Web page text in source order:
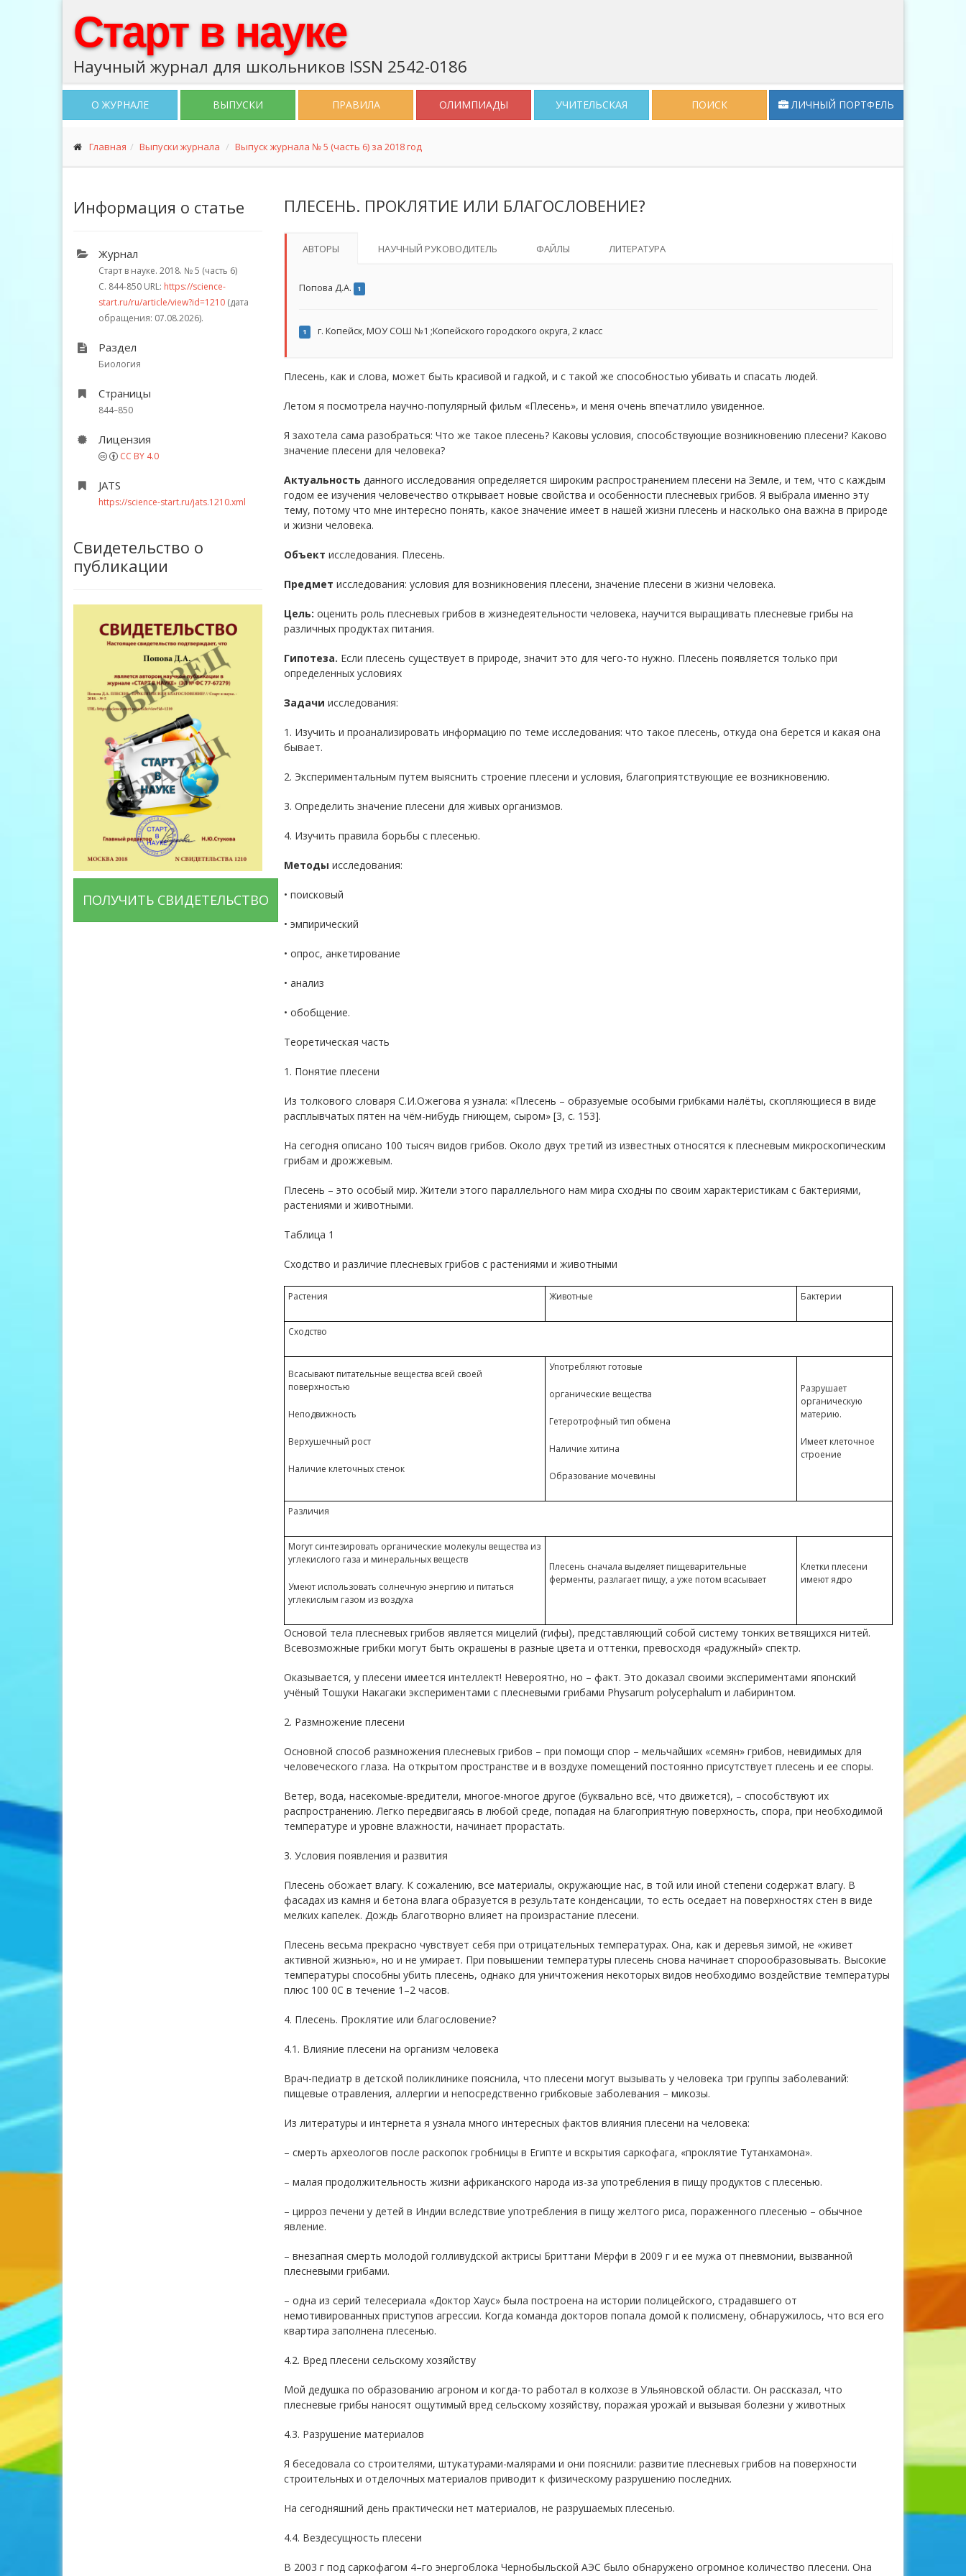
Старт в науке
Научный журнал для школьников ISSN 2542-0186
О ЖУРНАЛЕ ВЫПУСКИ ПРАВИЛА ОЛИМПИАДЫ УЧИТЕЛЬСКАЯ ПОИСК ЛИЧНЫЙ ПОРТФЕЛЬ
Главная Выпуски журнала Выпуск журнала № 5 (часть 6) за 2018 год
Информация о статье
Журнал
Старт в науке. 2018. № 5 (часть 6)
С. 844-850 URL: https://science-
start.ru/ru/article/view?id=1210 (дата
обращения: 07.08.2026).
Раздел
Биология
Страницы
844–850
Лицензия
CC BY 4.0
JATS
https://science-start.ru/jats.1210.xml
Свидетельство о
публикации
ПОЛУЧИТЬ СВИДЕТЕЛЬСТВО
ПЛЕСЕНЬ. ПРОКЛЯТИЕ ИЛИ БЛАГОСЛОВЕНИЕ?
АВТОРЫ НАУЧНЫЙ РУКОВОДИТЕЛЬ ФАЙЛЫ ЛИТЕРАТУРА
Попова Д.А. 1
1 г. Копейск, МОУ СОШ №1 ;Копейского городского округа, 2 класс
Плесень, как и слова, может быть красивой и гадкой, и с такой же способностью убивать и спасать людей.
Летом я посмотрела научно-популярный фильм «Плесень», и меня очень впечатлило увиденное.
Я захотела сама разобраться: Что же такое плесень? Каковы условия, способствующие возникновению плесени? Каково
значение плесени для человека?
Актуальность данного исследования определяется широким распространением плесени на Земле, и тем, что с каждым
годом ее изучения человечество открывает новые свойства и особенности плесневых грибов. Я выбрала именно эту
тему, потому что мне интересно понять, какое значение имеет в нашей жизни плесень и насколько она важна в природе
и жизни человека.
Объект исследования. Плесень.
Предмет исследования: условия для возникновения плесени, значение плесени в жизни человека.
Цель: оценить роль плесневых грибов в жизнедеятельности человека, научится выращивать плесневые грибы на
различных продуктах питания.
Гипотеза. Если плесень существует в природе, значит это для чего-то нужно. Плесень появляется только при
определенных условиях
Задачи исследования:
1. Изучить и проанализировать информацию по теме исследования: что такое плесень, откуда она берется и какая она
бывает.
2. Экспериментальным путем выяснить строение плесени и условия, благоприятствующие ее возникновению.
3. Определить значение плесени для живых организмов.
4. Изучить правила борьбы с плесенью.
Методы исследования:
• поисковый
• эмпирический
• опрос, анкетирование
• анализ
• обобщение.
Теоретическая часть
1. Понятие плесени
Из толкового словаря С.И.Ожегова я узнала: «Плесень – образуемые особыми грибками налёты, скопляющиеся в виде
расплывчатых пятен на чём-нибудь гниющем, сыром» [3, c. 153].
На сегодня описано 100 тысяч видов грибов. Около двух третий из известных относятся к плесневым микроскопическим
грибам и дрожжевым.
Плесень – это особый мир. Жители этого параллельного нам мира сходны по своим характеристикам с бактериями,
растениями и животными.
Таблица 1
Сходство и различие плесневых грибов с растениями и животными
Растения Животные Бактерии
Сходство
Всасывают питательные вещества всей своей
поверхностью
Неподвижность
Верхушечный рост
Наличие клеточных стенок
Употребляют готовые
органические вещества
Гетеротрофный тип обмена
Наличие хитина
Образование мочевины
Разрушает
органическую
материю.
Имеет клеточное
строение
Различия
Могут синтезировать органические молекулы вещества из
углекислого газа и минеральных веществ
Умеют использовать солнечную энергию и питаться
углекислым газом из воздуха
Плесень сначала выделяет пищеварительные
ферменты, разлагает пищу, а уже потом всасывает
Клетки плесени
имеют ядро
Основой тела плесневых грибов является мицелий (гифы), представляющий собой систему тонких ветвящихся нитей.
Всевозможные грибки могут быть окрашены в разные цвета и оттенки, превосходя «радужный» спектр.
Оказывается, у плесени имеется интеллект! Невероятно, но – факт. Это доказал своими экспериментами японский
учёный Тошуки Накагаки экспериментами с плесневыми грибами Physarum polycephalum и лабиринтом.
2. Размножение плесени
Основной способ размножения плесневых грибов – при помощи спор – мельчайших «семян» грибов, невидимых для
человеческого глаза. На открытом пространстве и в воздухе помещений постоянно присутствует плесень и ее споры.
Ветер, вода, насекомые-вредители, многое-многое другое (буквально всё, что движется), – способствуют их
распространению. Легко передвигаясь в любой среде, попадая на благоприятную поверхность, спора, при необходимой
температуре и уровне влажности, начинает прорастать.
3. Условия появления и развития
Плесень обожает влагу. К сожалению, все материалы, окружающие нас, в той или иной степени содержат влагу. В
фасадах из камня и бетона влага образуется в результате конденсации, то есть оседает на поверхностях стен в виде
мелких капелек. Дождь благотворно влияет на произрастание плесени.
Плесень весьма прекрасно чувствует себя при отрицательных температурах. Она, как и деревья зимой, не «живет
активной жизнью», но и не умирает. При повышении температуры плесень снова начинает спорообразовывать. Высокие
температуры способны убить плесень, однако для уничтожения некоторых видов необходимо воздействие температуры
плюс 100 0С в течение 1–2 часов.
4. Плесень. Проклятие или благословение?
4.1. Влияние плесени на организм человека
Врач-педиатр в детской поликлинике пояснила, что плесени могут вызывать у человека три группы заболеваний:
пищевые отравления, аллергии и непосредственно грибковые заболевания – микозы.
Из литературы и интернета я узнала много интересных фактов влияния плесени на человека:
– смерть археологов после раскопок гробницы в Египте и вскрытия саркофага, «проклятие Тутанхамона».
– малая продолжительность жизни африканского народа из-за употребления в пищу продуктов с плесенью.
– цирроз печени у детей в Индии вследствие употребления в пищу желтого риса, пораженного плесенью – обычное
явление.
– внезапная смерть молодой голливудской актрисы Бриттани Мёрфи в 2009 г и ее мужа от пневмонии, вызванной
плесневыми грибами.
– одна из серий телесериала «Доктор Хаус» была построена на истории полицейского, страдавшего от
немотивированных приступов агрессии. Когда команда докторов попала домой к полисмену, обнаружилось, что вся его
квартира заполнена плесенью.
4.2. Вред плесени сельскому хозяйству
Мой дедушка по образованию агроном и когда-то работал в колхозе в Ульяновской области. Он рассказал, что
плесневые грибы наносят ощутимый вред сельскому хозяйству, поражая урожай и вызывая болезни у животных
4.3. Разрушение материалов
Я беседовала со строителями, штукатурами-малярами и они пояснили: развитие плесневых грибов на поверхности
строительных и отделочных материалов приводит к физическому разрушению последних.
На сегодняшний день практически нет материалов, не разрушаемых плесенью.
4.4. Вездесущность плесени
В 2003 г под саркофагом 4–го энергоблока Чернобыльской АЭС было обнаружено огромное количество плесени. Она